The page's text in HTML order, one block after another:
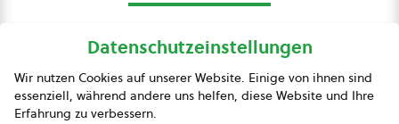
Presse
Datenschutzeinstellungen
Wir nutzen Cookies auf unserer Website. Einige von ihnen sind
essenziell, während andere uns helfen, diese Website und Ihre
Erfahrung zu verbessern.